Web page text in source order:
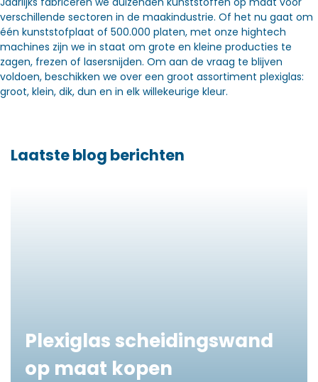
verschillende sectoren in de maakindustrie. Of het nu gaat om
één kunststofplaat of 500.000 platen, met onze hightech
machines zijn we in staat om grote en kleine producties te
zagen, frezen of lasersnijden. Om aan de vraag te blijven
voldoen, beschikken we over een groot assortiment plexiglas:
groot, klein, dik, dun en in elk willekeurige kleur.
Laatste blog berichten
Plexiglas scheidingswand
op maat kopen